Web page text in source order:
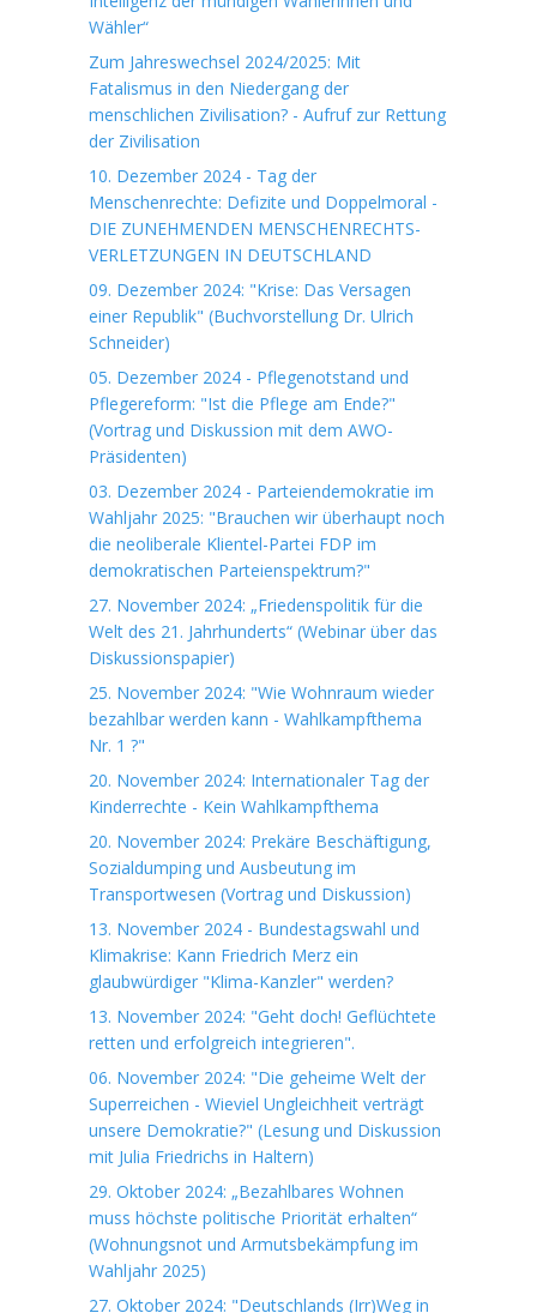
Wähler“
Zum Jahreswechsel 2024/2025: Mit
Fatalismus in den Niedergang der
menschlichen Zivilisation? - Aufruf zur Rettung
der Zivilisation
10. Dezember 2024 - Tag der
Menschenrechte: Defizite und Doppelmoral -
DIE ZUNEHMENDEN MENSCHENRECHTS-
VERLETZUNGEN IN DEUTSCHLAND
09. Dezember 2024: "Krise: Das Versagen
einer Republik" (Buchvorstellung Dr. Ulrich
Schneider)
05. Dezember 2024 - Pflegenotstand und
Pflegereform: "Ist die Pflege am Ende?"
(Vortrag und Diskussion mit dem AWO-
Präsidenten)
03. Dezember 2024 - Parteiendemokratie im
Wahljahr 2025: "Brauchen wir überhaupt noch
die neoliberale Klientel-Partei FDP im
demokratischen Parteienspektrum?"
27. November 2024: „Friedenspolitik für die
Welt des 21. Jahrhunderts“ (Webinar über das
Diskussionspapier)
25. November 2024: "Wie Wohnraum wieder
bezahlbar werden kann - Wahlkampfthema
Nr. 1 ?"
20. November 2024: Internationaler Tag der
Kinderrechte - Kein Wahlkampfthema
20. November 2024: Prekäre Beschäftigung,
Sozialdumping und Ausbeutung im
Transportwesen (Vortrag und Diskussion)
13. November 2024 - Bundestagswahl und
Klimakrise: Kann Friedrich Merz ein
glaubwürdiger "Klima-Kanzler" werden?
13. November 2024: "Geht doch! Geflüchtete
retten und erfolgreich integrieren".
06. November 2024: "Die geheime Welt der
Superreichen - Wieviel Ungleichheit verträgt
unsere Demokratie?" (Lesung und Diskussion
mit Julia Friedrichs in Haltern)
29. Oktober 2024: „Bezahlbares Wohnen
muss höchste politische Priorität erhalten“
(Wohnungsnot und Armutsbekämpfung im
Wahljahr 2025)
27. Oktober 2024: "Deutschlands (Irr)Weg in